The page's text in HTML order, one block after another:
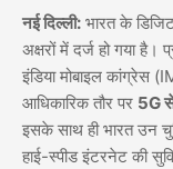
नई दिल्ली: भारत के
अक्षरों में दर्ज हो गया है।
इंडिया मोबाइल
आधिकारिक तौर पर 5G
इसके साथ ही भारत उन
हाई-स्पीड इंटरनेट की